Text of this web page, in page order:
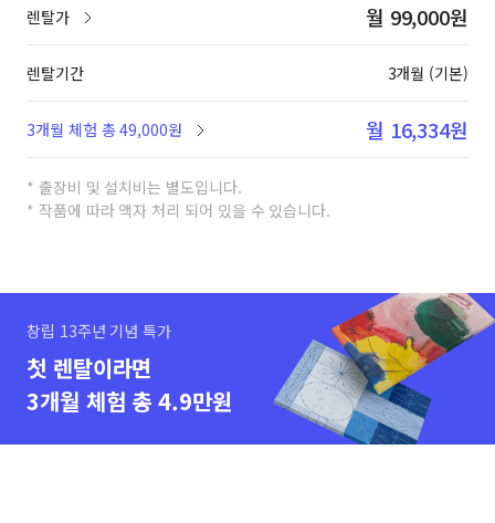
렌탈가 월 99,000원
렌탈기간 3개월 (기본)
3개월 체험 총 49,000원 월 16,334원
* 출장비 및 설치비는 별도입니다.
* 작품에 따라 액자 처리 되어 있을 수 있습니다.
창립 13주년 기념 특가
첫 렌탈이라면
3개월 체험 총 4.9만원